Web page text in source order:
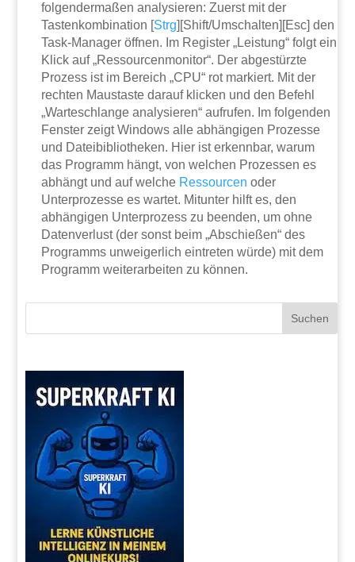
folgendermaßen analysieren: Zuerst mit der
Tastenkombination [ Strg ][Shift/Umschalten][Esc] den
Task-Manager öffnen. Im Register „Leistung“ folgt ein
Klick auf „Ressourcenmonitor“. Der abgestürzte
Prozess ist im Bereich „CPU“ rot markiert. Mit der
rechten Maustaste darauf klicken und den Befehl
„Warteschlange analysieren“ aufrufen. Im folgenden
Fenster zeigt Windows alle abhängigen Prozesse
und Dateibibliotheken. Hier ist erkennbar, warum
das Programm hängt, von welchen Prozessen es
abhängt und auf welche Ressourcen oder
Unterprozesse es wartet. Mitunter hilft es, den
abhängigen Unterprozess zu beenden, um ohne
Datenverlust (der sonst beim „Abschießen“ des
Programms unweigerlich eintreten würde) mit dem
Programm weiterarbeiten zu können.